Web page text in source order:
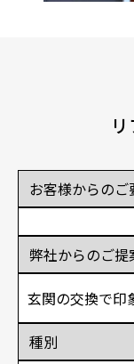
お客様からのご
弊社からのご提
玄関の交換で印
種別